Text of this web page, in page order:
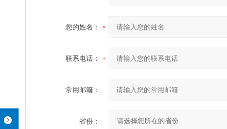
您的姓名：
联系电话：
常用邮箱：
省份：